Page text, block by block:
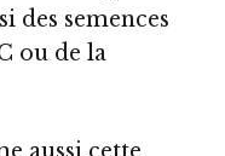
des semences
ou de la